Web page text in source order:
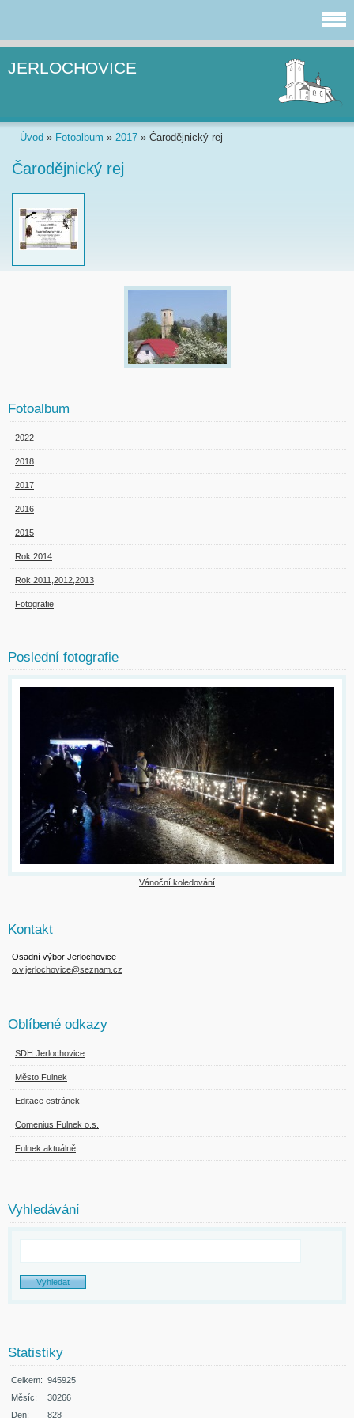
JERLOCHOVICE
Úvod » Fotoalbum » 2017 » Čarodějnický rej
Čarodějnický rej
Fotoalbum
2022
2018
2017
2016
2015
Rok 2014
Rok 2011,2012,2013
Fotografie
Poslední fotografie
Vánoční koledování
Kontakt
Osadní výbor Jerlochovice
o.v.jerlochovice@seznam.cz
Oblíbené odkazy
SDH Jerlochovice
Město Fulnek
Editace estránek
Comenius Fulnek o.s.
Fulnek aktuálně
Vyhledávání
Statistiky
Celkem: 945925
Měsíc:
30266
Den:
828